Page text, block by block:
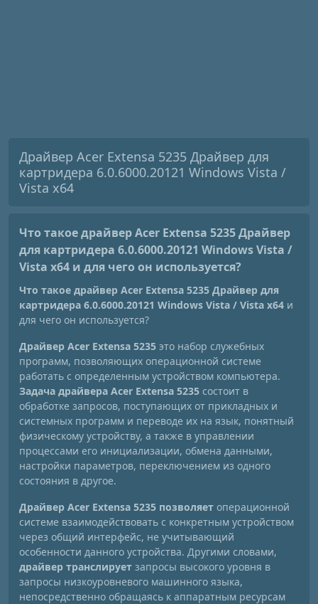
Драйвер Acer Extensa 5235 Драйвер для
картридера 6.0.6000.20121 Windows Vista /
Vista x64
Что такое драйвер Acer Extensa 5235 Драйвер
для картридера 6.0.6000.20121 Windows Vista /
Vista x64 и для чего он используется?
Что такое драйвер Acer Extensa 5235 Драйвер для
картридера 6.0.6000.20121 Windows Vista / Vista x64 и
для чего он используется?
Драйвер Acer Extensa 5235 это набор служебных
программ, позволяющих операционной системе
работать с определенным устройством компьютера.
Задача драйвера Acer Extensa 5235 состоит в
обработке запросов, поступающих от прикладных и
системных программ и переводе их на язык, понятный
физическому устройству, а также в управлении
процессами его инициализации, обмена данными,
настройки параметров, переключением из одного
состояния в другое.
Драйвер Acer Extensa 5235 позволяет операционной
системе взаимодействовать с конкретным устройством
через общий интерфейс, не учитывающий
особенности данного устройства. Другими словами,
драйвер транслирует запросы высокого уровня в
запросы низкоуровневого машинного языка,
непосредственно обращаясь к аппаратным ресурсам